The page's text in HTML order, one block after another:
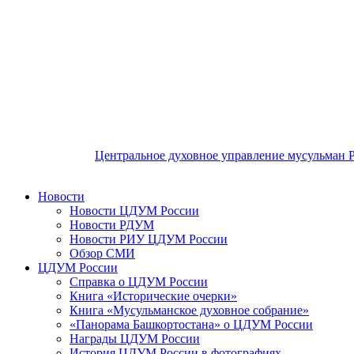
Центральное духовное управление мусульман
Новости
Новости ЦДУМ России
Новости РДУМ
Новости РИУ ЦДУМ России
Обзор СМИ
ЦДУМ России
Справка о ЦДУМ России
Книга «Исторические очерки»
Книга «Мусульманское духовное собрание»
«Панорама Башкортостана» о ЦДУМ России
Награды ЦДУМ России